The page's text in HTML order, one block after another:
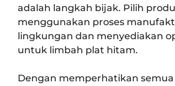
adalah langkah bijak. Pilih
menggunakan proses
lingkungan dan menyediakan
untuk limbah plat hitam.
Dengan memperhatikan semua